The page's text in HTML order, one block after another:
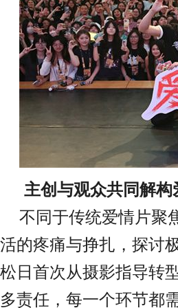
主创与观众共同解构
不同于传统爱情片聚
活的疼痛与挣扎，探讨
松日首次从摄影指导转
多责任，每一个环节都